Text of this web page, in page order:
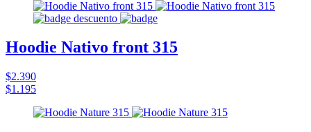
Hoodie Nativo front 315
$2.390
$1.195